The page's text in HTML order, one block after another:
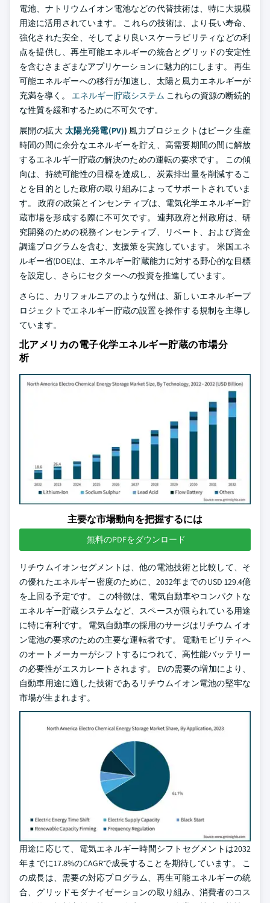
電池、ナトリウムイオン電池などの代替技術は、特に大規模
用途に活用されています。 これらの技術は、より長い寿命、
強化された安全、そしてより良いスケーラビリティなどの利
点を提供し、再生可能エネルギーの統合とグリッドの安定性
を含むさまざまなアプリケーションに魅力的にします。 再生
可能エネルギーへの移行が加速し、太陽と風力エネルギーが
充満を導く。 エネルギー貯蔵システム これらの資源の断続的
な性質を緩和するために不可欠です。
展開の拡大 太陽光発電(PV)) 風力プロジェクトはピーク生産
時間の間に余分なエネルギーを貯え、高需要期間の間に解放
するエネルギー貯蔵の解決のための運転の要求です。 この傾
向は、持続可能性の目標を達成し、炭素排出量を削減するこ
とを目的とした政府の取り組みによってサポートされていま
す。 政府の政策とインセンティブは、電気化学エネルギー貯
蔵市場を形成する際に不可欠です。 連邦政府と州政府は、研
究開発のための税務インセンティブ、リベート、および資金
調達プログラムを含む、支援策を実施しています。 米国エネ
ルギー省(DOE)は、エネルギー貯蔵能力に対する野心的な目標
を設定し、さらにセクターへの投資を推進しています。
さらに、カリフォルニアのような州は、新しいエネルギープ
ロジェクトでエネルギー貯蔵の設置を操作する規制を主導し
ています。
北アメリカの電子化学エネルギー貯蔵の市場分
析
主要な市場動向を把握するには
無料のPDFをダウンロード
リチウムイオンセグメントは、他の電池技術と比較して、そ
の優れたエネルギー密度のために、2032年までのUSD 129.4億
を上回る予定です。 この特徴は、電気自動車やコンパクトな
エネルギー貯蔵システムなど、スペースが限られている用途
に特に有利です。 電気自動車の採用のサージはリチウム イオ
ン電池の要求のための主要な運転者です。 電動モビリティへ
のオートメーカーがシフトするにつれて、高性能バッテリー
の必要性がエスカレートされます。 EVの需要の増加により、
自動車用途に適した技術であるリチウムイオン電池の堅牢な
市場が生まれます。
用途に応じて、電気エネルギー時間シフトセグメントは2032
年までに17.8%のCAGRで成長することを期待しています。 こ
の成長は、需要の対応プログラム、再生可能エネルギーの統
合、グリッドモダナイゼーションの取り組み、消費者のコス